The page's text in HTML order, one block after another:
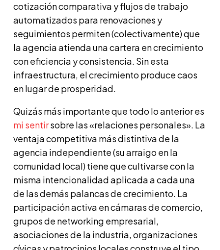
cotización comparativa y flujos de trabajo
automatizados para renovaciones y
seguimientos permiten (colectivamente) que
la agencia atienda una cartera en crecimiento
con eficiencia y consistencia. Sin esta
infraestructura, el crecimiento produce caos
en lugar de prosperidad.
Quizás más importante que todo lo anterior es
mi sentirsobre las «relaciones personales». La
ventaja competitiva más distintiva de la
agencia independiente (su arraigo en la
comunidad local) tiene que cultivarse con la
misma intencionalidad aplicada a cada una
de las demás palancas de crecimiento. La
participación activa en cámaras de comercio,
grupos de networking empresarial,
asociaciones de la industria, organizaciones